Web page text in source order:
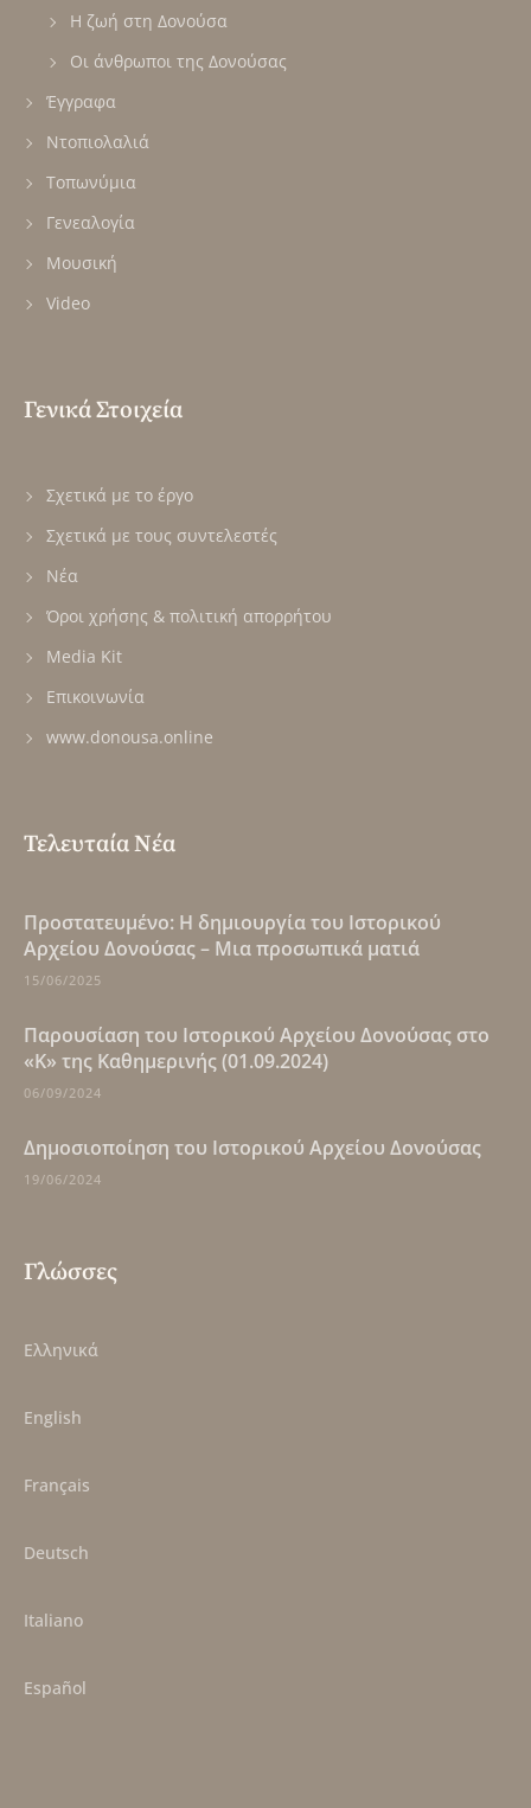
Η ζωή στη Δονούσα
Οι άνθρωποι της Δονούσας
Έγγραφα
Ντοπιολαλιά
Τοπωνύμια
Γενεαλογία
Μουσική
Video
Γενικά Στοιχεία
Σχετικά με το έργο
Σχετικά με τους συντελεστές
Νέα
Όροι χρήσης & πολιτική απορρήτου
Media Kit
Επικοινωνία
www.donousa.online
Τελευταία Νέα
Πρoστατευμένο: Η δημιουργία του Ιστορικού
Αρχείου Δονούσας – Μια προσωπικά ματιά
15/06/2025
Παρουσίαση του Ιστορικού Αρχείου Δονούσας στο
«Κ» της Καθημερινής (01.09.2024)
06/09/2024
Δημοσιοποίηση του Ιστορικού Αρχείου Δονούσας
19/06/2024
Γλώσσες
Ελληνικά
English
Français
Deutsch
Italiano
Español